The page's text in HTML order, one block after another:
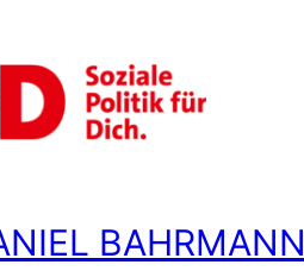
BAHRMANN